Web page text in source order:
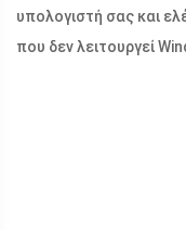
υπολογιστή σας και
που δεν λειτουργεί